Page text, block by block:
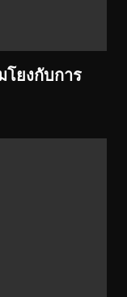
ยงกับการ